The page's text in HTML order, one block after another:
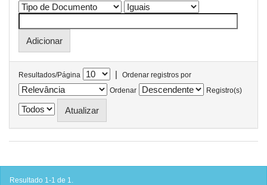
Resultados/Página |
Ordenar registros por
Ordenar
Registro(s)
Resultado 1-1 de 1.